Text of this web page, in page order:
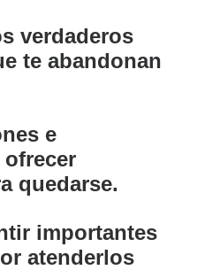
verdaderos
te abandonan
e
quedarse.
importantes
atenderlos